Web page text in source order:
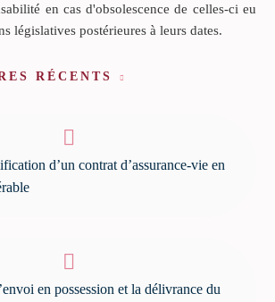
en cas d'obsolescence de celles-ci eu
législatives postérieures à leurs dates.
RÉCENTS
d’un contrat d’assurance-vie en
en possession et la délivrance du